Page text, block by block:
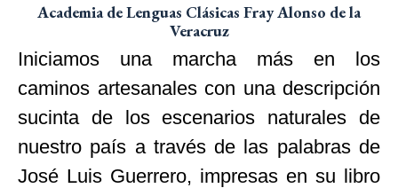
Academia de Lenguas Clásicas Fray Alonso de la
Veracruz
Iniciamos una marcha más en los
caminos artesanales con una descripción
sucinta de los escenarios naturales de
nuestro país a través de las palabras de
José Luis Guerrero, impresas en su libro